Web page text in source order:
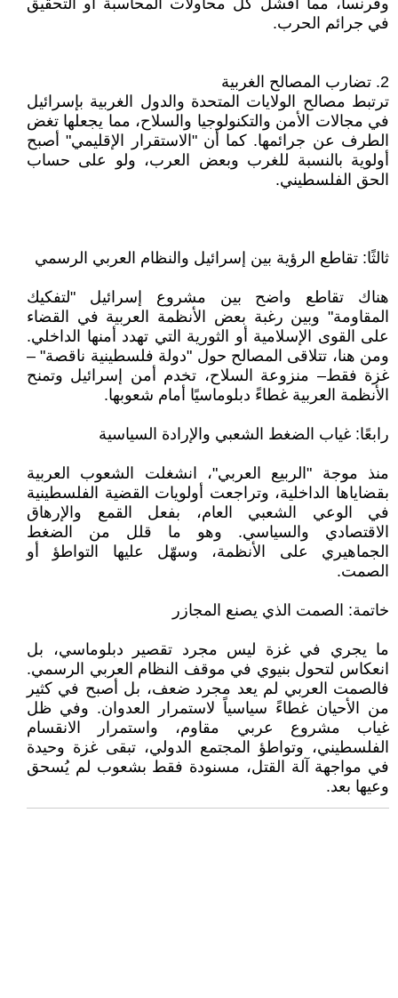
وفرنسا، مما أفشل كل محاولات المحاسبة أو التحقيق
في جرائم الحرب.
2. تضارب المصالح الغربية
ترتبط مصالح الولايات المتحدة والدول الغربية بإسرائيل
في مجالات الأمن والتكنولوجيا والسلاح، مما يجعلها تغض
الطرف عن جرائمها. كما أن "الاستقرار الإقليمي" أصبح
أولوية بالنسبة للغرب وبعض العرب، ولو على حساب
الحق الفلسطيني.
ثالثًا: تقاطع الرؤية بين إسرائيل والنظام العربي الرسمي
هناك تقاطع واضح بين مشروع إسرائيل "لتفكيك
المقاومة" وبين رغبة بعض الأنظمة العربية في القضاء
على القوى الإسلامية أو الثورية التي تهدد أمنها الداخلي.
ومن هنا، تتلاقى المصالح حول "دولة فلسطينية ناقصة" –
غزة فقط– منزوعة السلاح، تخدم أمن إسرائيل وتمنح
الأنظمة العربية غطاءً دبلوماسيًا أمام شعوبها.
رابعًا: غياب الضغط الشعبي والإرادة السياسية
منذ موجة "الربيع العربي"، انشغلت الشعوب العربية
بقضاياها الداخلية، وتراجعت أولويات القضية الفلسطينية
في الوعي الشعبي العام، بفعل القمع والإرهاق
الاقتصادي والسياسي. وهو ما قلل من الضغط
الجماهيري على الأنظمة، وسهّل عليها التواطؤ أو
الصمت.
خاتمة: الصمت الذي يصنع المجازر
ما يجري في غزة ليس مجرد تقصير دبلوماسي، بل
انعكاس لتحول بنيوي في موقف النظام العربي الرسمي.
فالصمت العربي لم يعد مجرد ضعف، بل أصبح في كثير
من الأحيان غطاءً سياسياً لاستمرار العدوان. وفي ظل
غياب مشروع عربي مقاوم، واستمرار الانقسام
الفلسطيني، وتواطؤ المجتمع الدولي، تبقى غزة وحيدة
في مواجهة آلة القتل، مسنودة فقط بشعوب لم يُسحق
وعيها بعد.